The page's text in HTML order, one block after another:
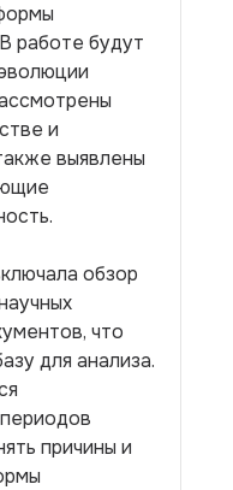
работе будут
и
выявлены
обзор
что
для анализа.
причины и